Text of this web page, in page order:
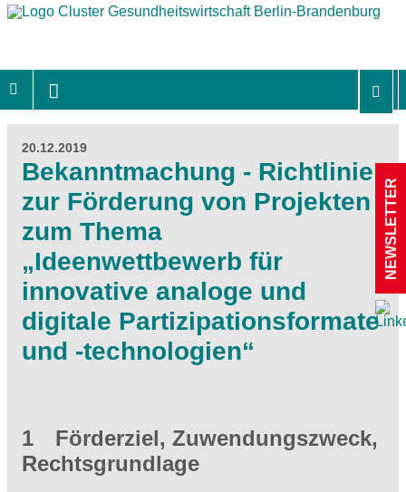
20.12.2019
Bekanntmachung - Richtlinie
zur Förderung von Projekten
zum Thema
„Ideenwettbewerb für
innovative analoge und
digitale Partizipationsformate
und -technologien“
1 Förderziel, Zuwendungszweck,
Rechtsgrundlage
NEWSLETTER